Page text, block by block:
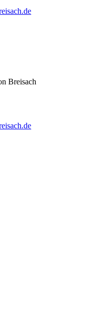
Breisach